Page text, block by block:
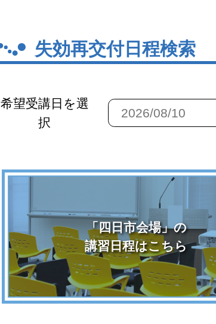
失効再交付日程検索
希望受講日を選
択
「四日市会場」の
講習日程はこちら